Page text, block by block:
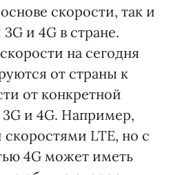
скорости, так и
и 4G в стране.
на сегодня
от страны к
от конкретной
и 4G. Например,
LTE, но с
4G может иметь